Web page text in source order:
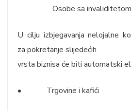
Osobe sa invaliditetom
U cilju izbjegavanja nelojalne
za pokretanje slijedećih
vrsta biznisa će biti automatski
• Trgovine i kafići